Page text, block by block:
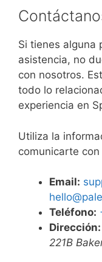
Si tienes alguna
asistencia, no
con nosotros.
todo lo
experiencia en
Utiliza la
comunicarte
Email:
Teléfono:
Dirección:
221B